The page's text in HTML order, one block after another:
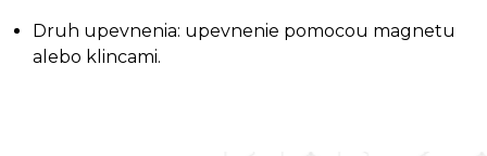
Druh upevnenia: upevnenie pomocou magnetu
alebo klincami.